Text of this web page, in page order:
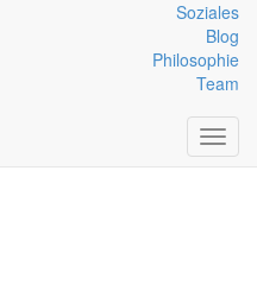
Soziales
Blog
Philosophie
Team